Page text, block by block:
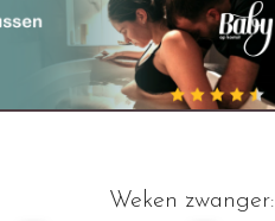
Weken zwanger: